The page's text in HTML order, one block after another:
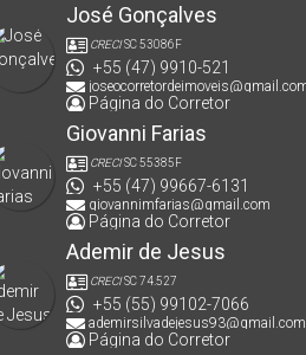
José Gonçalves
CRECISC 53086F
+55 (47) 9910-521
Página do Corretor
Giovanni Farias
CRECISC 55385F
+55 (47) 99667-6131
giovannimfarias@gmail.com
Página do Corretor
Ademir de Jesus
CRECISC 74.527
+55 (55) 99102-7066
ademirsilvadejesus93@gmail.com
Página do Corretor